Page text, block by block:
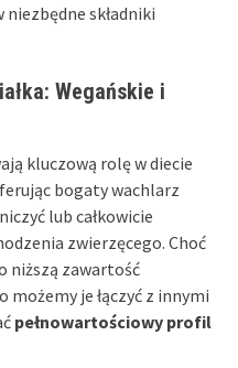
niezbędne składniki
Wegańskie i
kluczową rolę w diecie
bogaty wachlarz
lub całkowicie
zwierzęcego. Choć
niższą zawartość
je łączyć z innymi
pełnowartościowy profil